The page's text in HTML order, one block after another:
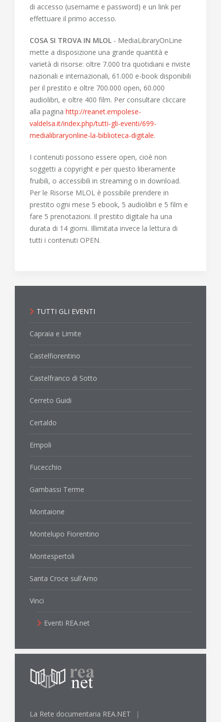
di accesso (username e password) e un link per
effettuare il primo accesso.
COSA SI TROVA IN MLOL - MediaLibraryOnLine
mette a disposizione una grande quantità e
varietà di risorse: oltre 7.000 tra quotidiani e riviste
nazionali e internazionali, 61.000 e-book disponibili
per il prestito e oltre 700.000 open, 60.000
audiolibri, e oltre 400 film. Per consultare cliccare
alla pagina http://reanet.empolese-
valdelsa.it/index.php/tutti-gli-eventi/699-
medialibraryonline-la-biblioteca-digitale.
I contenuti possono essere open, cioè non
soggetti a copyright e per questo liberamente
fruibili, o accessibili in streaming o in download.
Per le Risorse MLOL è possibile prendere in
prestito ogni mese 5 ebook, 5 audiolibri e 5 film e
fare 5 prenotazioni. Il prestito digitale ha una
durata di 14 giorni. Illimitata invece la lettura di
tutti i contenuti OPEN.
TUTTI GLI EVENTI
Capraia e Limite
Castelfiorentino
Castelfranco di Sotto
Cerreto Guidi
Certaldo
Empoli
Fucecchio
Gambassi Terme
Montaione
Montelupo Fiorentino
Montespertoli
Santa Croce sull'Arno
Vinci
Eventi REA.net
La Rete documentaria REA.NET |